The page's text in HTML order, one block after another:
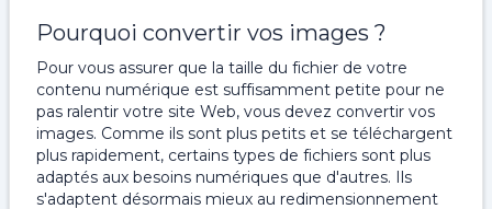
Pourquoi convertir vos images ?
Pour vous assurer que la taille du fichier de votre
contenu numérique est suffisamment petite pour ne
pas ralentir votre site Web, vous devez convertir vos
images. Comme ils sont plus petits et se téléchargent
plus rapidement, certains types de fichiers sont plus
adaptés aux besoins numériques que d'autres. Ils
s'adaptent désormais mieux au redimensionnement